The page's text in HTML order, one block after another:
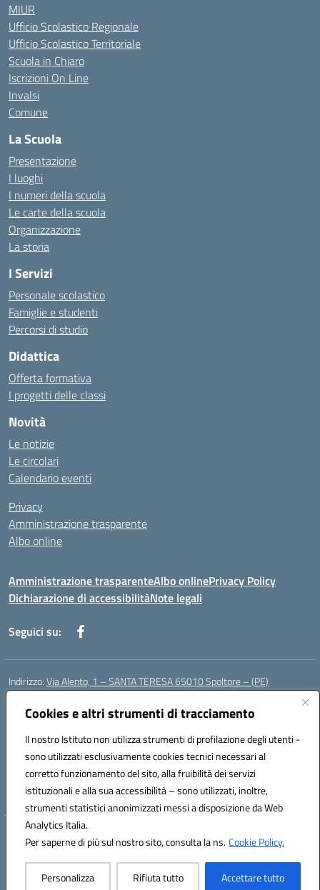
Cookies e altri strumenti di tracciamento
Il nostro Istituto non utilizza strumenti di profilazione degli utenti -
sono utilizzati esclusivamente cookies tecnici necessari al
corretto funzionamento del sito, alla fruibilità dei servizi
istituzionali e alla sua accessibilità – sono utilizzati, inoltre,
strumenti statistici anonimizzati messi a disposizione da Web
Analytics Italia.
Per saperne di più sul nostro sito, consulta la ns.Cookie Policy.
Personalizza Rifiuta tutto Accettare tutto
MIUR
Ufficio Scolastico Regionale
Ufficio Scolastico Territoriale
Scuola in Chiaro
Iscrizioni On Line
Invalsi
Comune
La Scuola
Presentazione
I luoghi
I numeri della scuola
Le carte della scuola
Organizzazione
La storia
I Servizi
Personale scolastico
Famiglie e studenti
Percorsi di studio
Didattica
Offerta formativa
I progetti delle classi
Novità
Le notizie
Le circolari
Calendario eventi
Privacy
Amministrazione trasparente
Albo online
Amministrazione trasparenteAlbo onlinePrivacy Policy
Dichiarazione di accessibilitàNote legali
Seguici su:
Indirizzo:Via Alento, 1 – SANTA TERESA 65010 Spoltore – (PE)
Centralino:
Posta elettronica certificata (PEC):peee052003@pec.istruzione.it
Codice fiscale: 80006490686
Codice meccanografico:peee052003
Codice Indice delle Pubbliche Amministrazioni (IPA): istsc_peee052003
Codice unico di fatturazione (CUF): UF01MF
Hosting & Powered by 3D Solution S.r.l.
Concept & Design by Designers Italia